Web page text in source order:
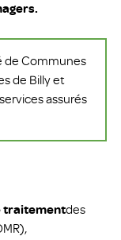
de Communes
de Billy et
assurés
traitementdes